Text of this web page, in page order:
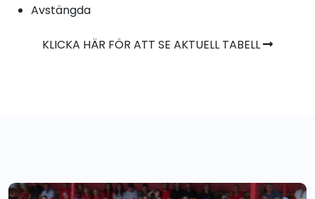
Avstängda
KLICKA HÄR FÖR ATT SE AKTUELL TABELL